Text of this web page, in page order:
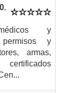
médicos y
permisos y
armas,